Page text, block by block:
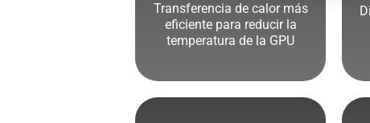
Transferencia de calor más
eficiente para reducir la
temperatura de la GPU